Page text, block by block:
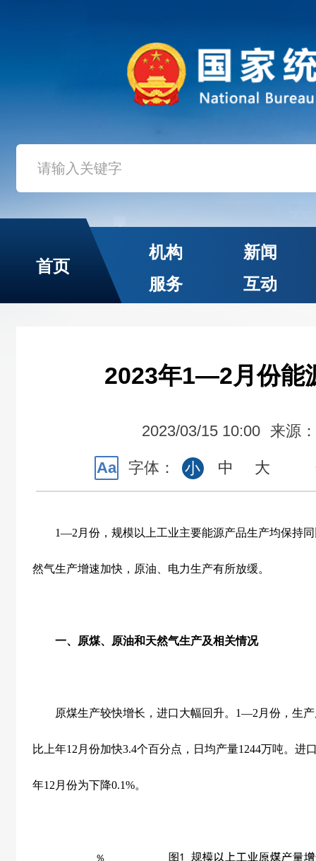
首页
机构
新闻
服务
互动
2023年1—2月份能
2023/03/15 10:00 来源
Aa 字体： 小 中 大
1—2 月份，规模以上工业主要能源产品生产均保持
然气生产增速加快，原油、电力生产有所放缓。
一、原煤、原油和天然气生产及相关情况
原煤生产较快增长，进口大幅回升。 1—2 月份，生
比上年12 月份加快3.4个百分点，日均产量1244万吨。进
年12 月份为下降0.1%。